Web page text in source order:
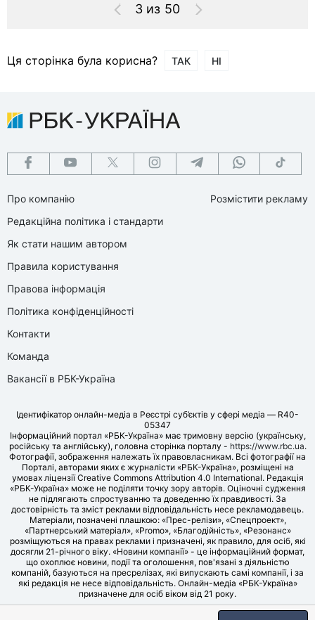
3 из 50
Ця сторінка була корисна? ТАК НІ
Про компанію
Редакційна політика і стандарти
Як стати нашим автором
Правила користування
Правова інформація
Політика конфіденційності
Контакти
Команда
Вакансії в РБК-Україна
Розмістити рекламу
Ідентифікатор онлайн-медіа в Реєстрі суб’єктів у сфері медіа — R40-
05347
Інформаційний портал «РБК-Україна» має тримовну версію (українську,
російську та англійську), головна сторінка порталу - https://www.rbc.ua.
Фотографії, зображення належать їх правовласникам. Всі фотографії на
Порталі, авторами яких є журналісти «РБК-Україна», розміщені на
умовах ліцензії Creative Commons Attribution 4.0 International. Редакція
«РБК-Україна» може не поділяти точку зору авторів. Оціночні судження
не підлягають спростуванню та доведенню їх правдивості. За
достовірність та зміст реклами відповідальність несе рекламодавець.
Матеріали, позначені плашкою: «Прес-релізи», «Спецпроект»,
«Партнерський матеріал», «Promo», «Благодійність», «Резонанс»
розміщуються на правах реклами і призначені, як правило, для осіб, які
досягли 21-річного віку. «Новини компанії» - це інформаційний формат,
що охоплює новини, події та оголошення, пов'язані з діяльністю
компаній, базуються на пресрелізах, які випускають самі компанії, і за
які редакція не несе відповідальність. Онлайн-медіа «РБК-Україна»
призначене для осіб віком від 21 року.
© LLC «UBT MEDIA», 2006-2026.